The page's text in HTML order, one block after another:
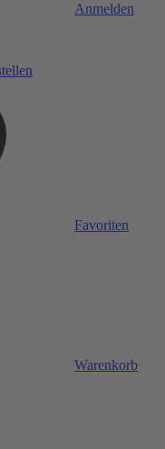
Anmelden
Favoriten
Warenkorb